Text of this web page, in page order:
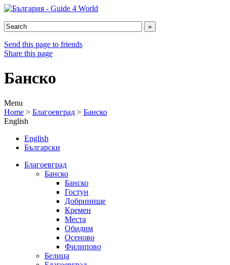
Send this page to friends
Share this page
Банско
Menu
Home > Благоевград > Банско
English
English
Български
Благоевград
Банско
Банско
Гостун
Добринище
Кремен
Места
Обидим
Осеново
Филипово
Белица